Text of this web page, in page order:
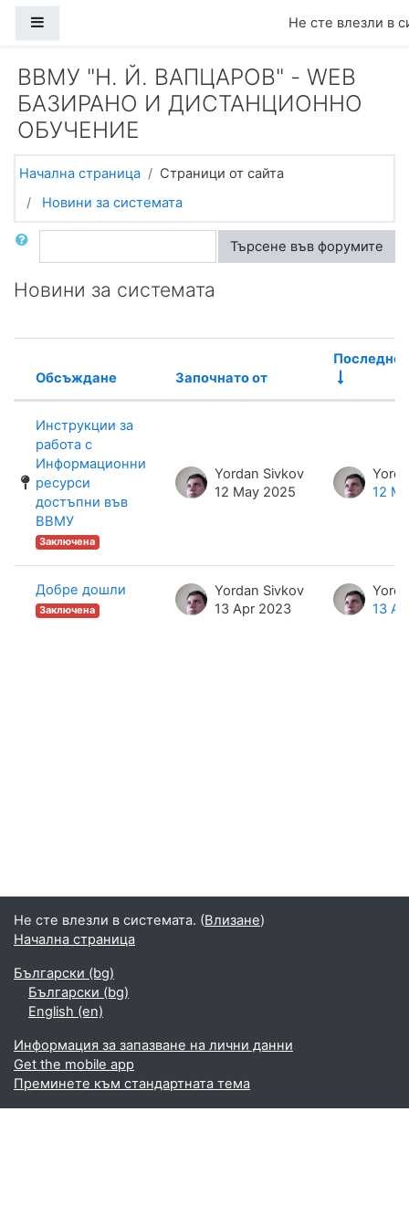
Не сте влезли в
ВВМУ "Н. Й. ВАПЦАРОВ" - WEB
БАЗИРАНО И ДИСТАНЦИОННО
ОБУЧЕНИЕ
Начална страница
Страници от сайта
Новини за системата
Търсене Търсене във форумите
Новини за системата
List of discussions. Showing 2 of 2
Състояние
Обсъждане Започнато от
Последно
Инструкции за
работа с
Информационни
ресурси
достъпни във
ВВМУ
Заключена
Yordan Sivkov
12 May 2025
12
Добре дошли
Заключена
Yordan Sivkov
13 Apr 2023
13
Не сте влезли в системата. (Влизане)
Начална страница
Български ‎(bg)‎
Български ‎(bg)‎
English ‎(en)‎
Информация за запазване на лични данни
Get the mobile app
Преминете към стандартната тема